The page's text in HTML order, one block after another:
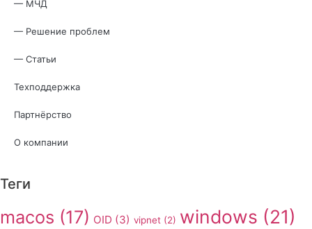
— МЧД
— Решение проблем
— Статьи
Техподдержка
Партнёрство
О компании
Теги
macos (17) OID (3) vipnet (2) windows (21)